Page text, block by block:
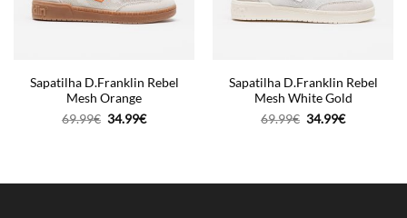
Sapatilha D.Franklin Rebel
Mesh Orange
69.99€ O
34.99€O
Sapatilha D.Franklin Rebel
Mesh White Gold
69.99€ O
34.99€O